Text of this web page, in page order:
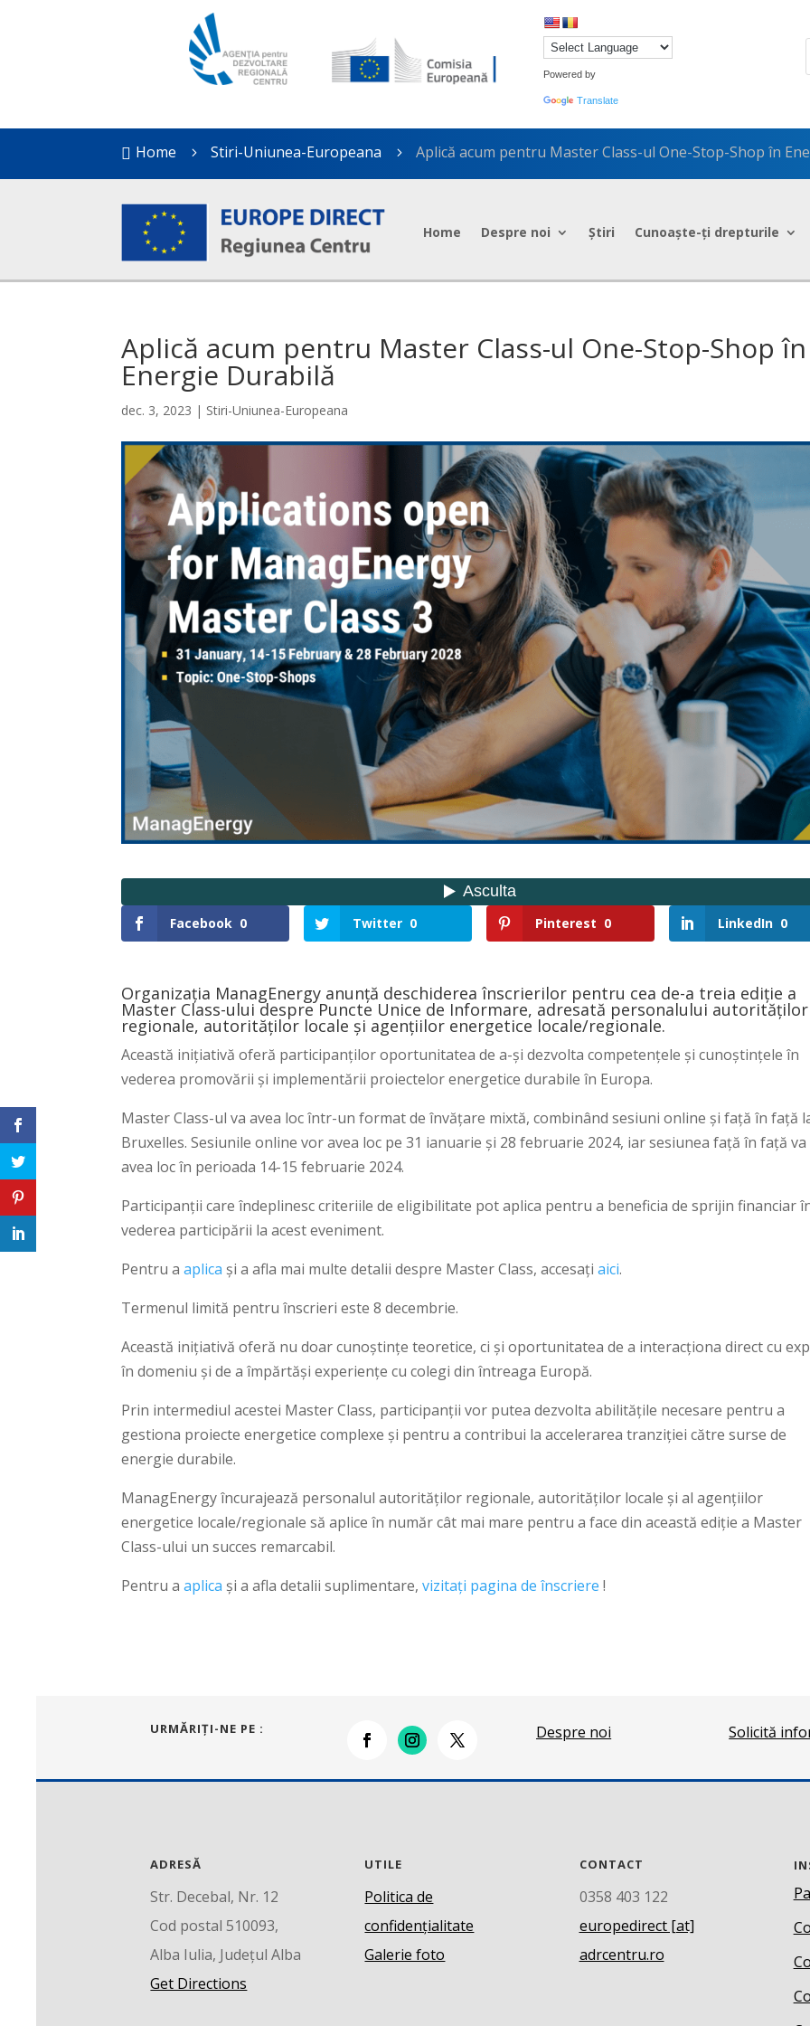
Powered by
Translate
 Home 5 Stiri-Uniunea-Europeana 5 Aplică acum pentru Master Class-ul One-Stop-Shop în
Home Despre noi Știri Cunoaște-ți drepturile
Aplică acum pentru Master Class-ul One-Stop-Shop în
Energie Durabilă
dec. 3, 2023 | Stiri-Uniunea-Europeana
Facebook 0 Twitter 0 Pinterest 0 LinkedIn 0
Organizația ManagEnergy anunță deschiderea înscrierilor pentru cea de-a treia ediție a
Master Class-ului despre Puncte Unice de Informare, adresată personalului autorităților
regionale, autorităților locale și agențiilor energetice locale/regionale.
Această inițiativă oferă participanților oportunitatea de a-și dezvolta competențele și cunoștințele în
vederea promovării și implementării proiectelor energetice durabile în Europa.
Master Class-ul va avea loc într-un format de învățare mixtă, combinând sesiuni online și față în față
Bruxelles. Sesiunile online vor avea loc pe 31 ianuarie și 28 februarie 2024, iar sesiunea față în față va
avea loc în perioada 14-15 februarie 2024.
Participanții care îndeplinesc criteriile de eligibilitate pot aplica pentru a beneficia de sprijin financiar
vederea participării la acest eveniment.
Pentru aaplica și a afla mai multe detalii despre Master Class, accesațiaici.
Termenul limită pentru înscrieri este 8 decembrie.
Această inițiativă oferă nu doar cunoștințe teoretice, ci și oportunitatea de a interacționa direct cu
în domeniu și de a împărtăși experiențe cu colegi din întreaga Europă.
Prin intermediul acestei Master Class, participanții vor putea dezvolta abilitățile necesare pentru a
gestiona proiecte energetice complexe și pentru a contribui la accelerarea tranziției către surse de
energie durabile.
ManagEnergy încurajează personalul autorităților regionale, autorităților locale și al agențiilor
energetice locale/regionale să aplice în număr cât mai mare pentru a face din această ediție a Master
Class-ului un succes remarcabil.
Pentru aaplica și a afla detalii suplimentare,vizitați pagina de înscriere !
URMĂRIŢI-NE PE : Despre noi Solicită
ADRESĂ
Str. Decebal, Nr. 12
Cod postal 510093,
Alba Iulia, Județul Alba
Get Directions
UTILE
Politica de
confidențialitate
Galerie foto
CONTACT
0358 403 122
europedirect [at]
adrcentru.ro